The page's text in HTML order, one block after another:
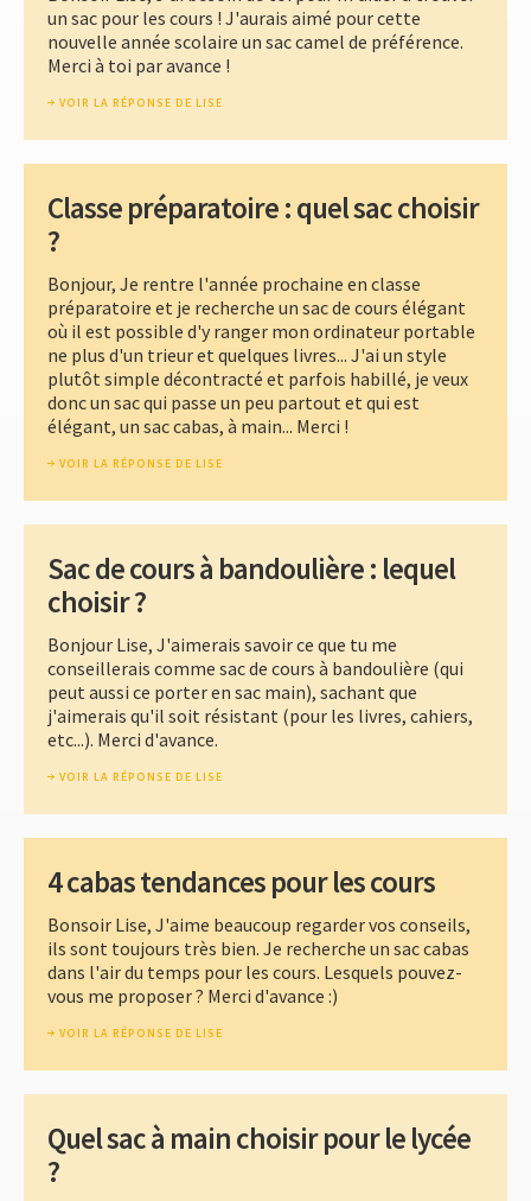
un sac pour les cours ! J'aurais aimé pour cette
nouvelle année scolaire un sac camel de préférence.
Merci à toi par avance !
VOIR LA RÉPONSE DE LISE
Classe préparatoire : quel sac choisir
?
Bonjour, Je rentre l'année prochaine en classe
préparatoire et je recherche un sac de cours élégant
où il est possible d'y ranger mon ordinateur portable
ne plus d'un trieur et quelques livres... J'ai un style
plutôt simple décontracté et parfois habillé, je veux
donc un sac qui passe un peu partout et qui est
élégant, un sac cabas, à main... Merci !
VOIR LA RÉPONSE DE LISE
Sac de cours à bandoulière : lequel
choisir ?
Bonjour Lise, J'aimerais savoir ce que tu me
conseillerais comme sac de cours à bandoulière (qui
peut aussi ce porter en sac main), sachant que
j'aimerais qu'il soit résistant (pour les livres, cahiers,
etc...). Merci d'avance.
VOIR LA RÉPONSE DE LISE
4 cabas tendances pour les cours
Bonsoir Lise, J'aime beaucoup regarder vos conseils,
ils sont toujours très bien. Je recherche un sac cabas
dans l'air du temps pour les cours. Lesquels pouvez-
vous me proposer ? Merci d'avance :)
VOIR LA RÉPONSE DE LISE
Quel sac à main choisir pour le lycée
?